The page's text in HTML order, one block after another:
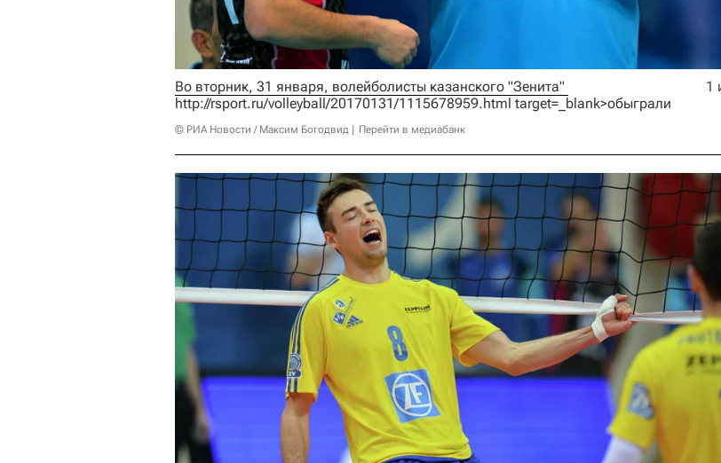
http://rsport.ru/volleyball/20170131/1115678959.html target=_blank>обыграли
© РИА Новости / Максим Богодвид Перейти в медиабанк
1